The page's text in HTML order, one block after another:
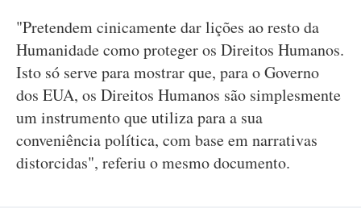
"Pretendem cinicamente dar lições ao resto da
Humanidade como proteger os Direitos Humanos.
Isto só serve para mostrar que, para o Governo
dos EUA, os Direitos Humanos são simplesmente
um instrumento que utiliza para a sua
conveniência política, com base em narrativas
distorcidas", referiu o mesmo documento.